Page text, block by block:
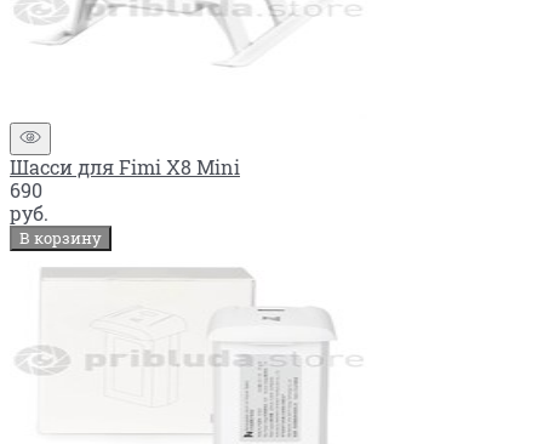
Шасси для Fimi X8 Mini
690
руб.
В корзину